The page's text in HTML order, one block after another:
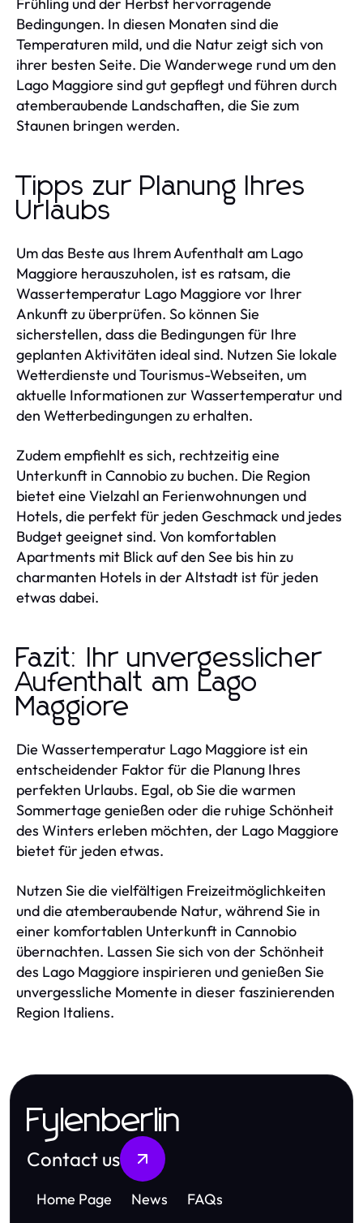
Bedingungen. In diesen Monaten sind die
Temperaturen mild, und die Natur zeigt sich von
ihrer besten Seite. Die Wanderwege rund um den
Lago Maggiore sind gut gepflegt und führen durch
atemberaubende Landschaften, die Sie zum
Staunen bringen werden.
Tipps zur Planung Ihres
Urlaubs
Um das Beste aus Ihrem Aufenthalt am Lago
Maggiore herauszuholen, ist es ratsam, die
Wassertemperatur Lago Maggiore vor Ihrer
Ankunft zu überprüfen. So können Sie
sicherstellen, dass die Bedingungen für Ihre
geplanten Aktivitäten ideal sind. Nutzen Sie lokale
Wetterdienste und Tourismus-Webseiten, um
aktuelle Informationen zur Wassertemperatur und
den Wetterbedingungen zu erhalten.
Zudem empfiehlt es sich, rechtzeitig eine
Unterkunft in Cannobio zu buchen. Die Region
bietet eine Vielzahl an Ferienwohnungen und
Hotels, die perfekt für jeden Geschmack und jedes
Budget geeignet sind. Von komfortablen
Apartments mit Blick auf den See bis hin zu
charmanten Hotels in der Altstadt ist für jeden
etwas dabei.
Fazit: Ihr unvergesslicher
Aufenthalt am Lago
Maggiore
Die Wassertemperatur Lago Maggiore ist ein
entscheidender Faktor für die Planung Ihres
perfekten Urlaubs. Egal, ob Sie die warmen
Sommertage genießen oder die ruhige Schönheit
des Winters erleben möchten, der Lago Maggiore
bietet für jeden etwas.
Nutzen Sie die vielfältigen Freizeitmöglichkeiten
und die atemberaubende Natur, während Sie in
einer komfortablen Unterkunft in Cannobio
übernachten. Lassen Sie sich von der Schönheit
des Lago Maggiore inspirieren und genießen Sie
unvergessliche Momente in dieser faszinierenden
Region Italiens.
Fylenberlin
Contact us
Home Page News FAQs